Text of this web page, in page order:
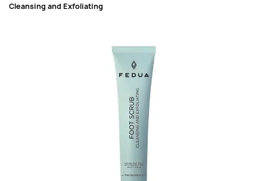
Cleansing and Exfoliating